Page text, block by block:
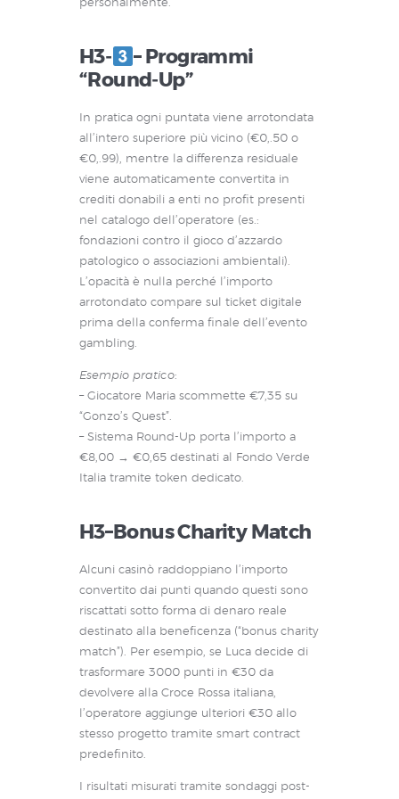
personalmente.
H3‑
– Programmi
“Round‑Up”
In pratica ogni puntata viene arrotondata
all’intero superiore più vicino (€0,.50 o
€0,.99), mentre la differenza residuale
viene automaticamente convertita in
crediti donabili a enti no profit presenti
nel catalogo dell’operatore (es.:
fondazioni contro il gioco d’azzardo
patologico o associazioni ambientali).
L’opacità è nulla perché l’importo
arrotondato compare sul ticket digitale
prima della conferma finale dell’evento
gambling.
Esempio pratico:
– Giocatore Maria scommette €7,35 su
“Gonzo’s Quest”.
– Sistema Round-Up porta l’importo a
€8,00 → €0,65 destinati al Fondo Verde
Italia tramite token dedicato.
H3​ –​ Bonus Charity Match
Alcuni casinò raddoppiano l’importo
convertito dai punti quando questi sono
riscattati sotto forma di denaro reale
destinato alla beneficenza (“bonus charity
match”). Per esempio, se Luca decide di
trasformare 3000 punti in €30 da
devolvere alla Croce Rossa italiana,
l’operatore aggiunge ulteriori €30 allo
stesso progetto tramite smart contract
predefinito.
I risultati misurati tramite sondaggi post-